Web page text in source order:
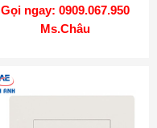
Gọi ngay: 0909.067.950
Ms.Châu